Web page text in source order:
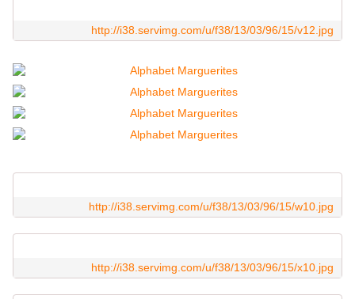
http://i38.servimg.com/u/f38/13/03/96/15/v12.jpg
http://i38.servimg.com/u/f38/13/03/96/15/w10.jpg
http://i38.servimg.com/u/f38/13/03/96/15/x10.jpg